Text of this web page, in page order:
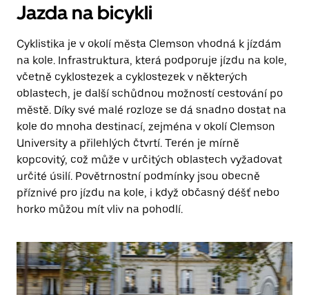
Jazda na bicykli
Cyklistika je v okolí města Clemson vhodná k jízdám
na kole. Infrastruktura, která podporuje jízdu na kole,
včetně cyklostezek a cyklostezek v některých
oblastech, je další schůdnou možností cestování po
městě. Díky své malé rozloze se dá snadno dostat na
kole do mnoha destinací, zejména v okolí Clemson
University a přilehlých čtvrtí. Terén je mírně
kopcovitý, což může v určitých oblastech vyžadovat
určité úsilí. Povětrnostní podmínky jsou obecně
příznivé pro jízdu na kole, i když občasný déšť nebo
horko můžou mít vliv na pohodlí.